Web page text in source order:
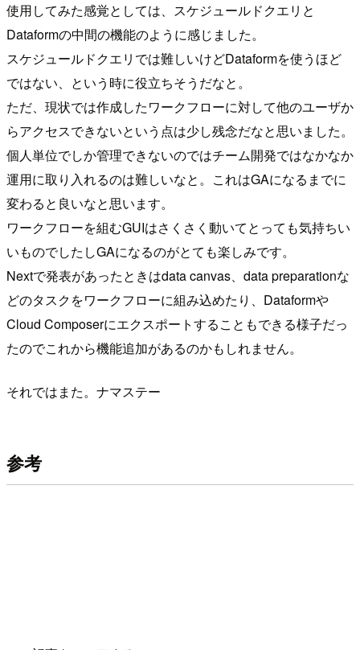
使用してみた感覚としては、スケジュールドクエリと
Dataformの中間の機能のように感じました。
スケジュールドクエリでは難しいけどDataformを使うほど
ではない、という時に役立ちそうだなと。
ただ、現状では作成したワークフローに対して他のユーザか
らアクセスできないという点は少し残念だなと思いました。
個人単位でしか管理できないのではチーム開発ではなかなか
運用に取り入れるのは難しいなと。これはGAになるまでに
変わると良いなと思います。
ワークフローを組むGUIはさくさく動いてとっても気持ちい
いものでしたしGAになるのがとても楽しみです。
Nextで発表があったときはdata canvas、data preparationな
どのタスクをワークフローに組み込めたり、Dataformや
Cloud Composerにエクスポートすることもできる様子だっ
たのでこれから機能追加があるのかもしれません。
それではまた。ナマステー
参考